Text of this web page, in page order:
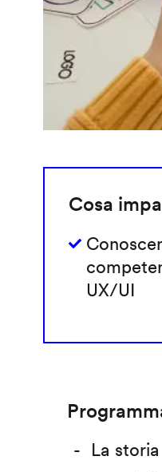
Cosa
UX/UI
La storia